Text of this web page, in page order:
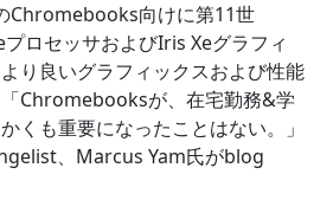
向けに第11世
ロセッサおよびIris Xeグラフィ
り良いグラフィックスおよび性能
Chromebooksが、在宅勤務&学
くも重要になったことはない。」
、Marcus Yam氏がblog